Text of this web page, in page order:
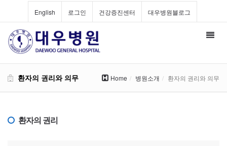
English 로그인 건강증진센터 대우병원블로그
환자의 권리와 의무 Home 병원소개 환자의 권리와 의무
환자의 권리